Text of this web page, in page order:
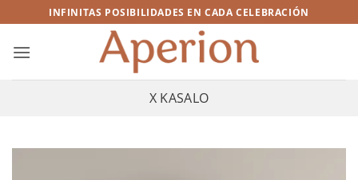
al
contenido
INFINITAS POSIBILIDADES EN CADA CELEBRACIÓN
X KASALO